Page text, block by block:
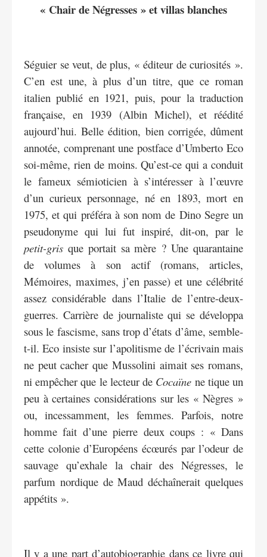
« Chair de Négresses » et villas blanches
Séguier se veut, de plus, « éditeur de curiosités ».
C’en est une, à plus d’un titre, que ce roman
italien publié en 1921, puis, pour la traduction
française, en 1939 (Albin Michel), et réédité
aujourd’hui. Belle édition, bien corrigée, dûment
annotée, comprenant une postface d’Umberto Eco
soi-même, rien de moins. Qu’est-ce qui a conduit
le fameux sémioticien à s’intéresser à l’œuvre
d’un curieux personnage, né en 1893, mort en
1975, et qui préféra à son nom de Dino Segre un
pseudonyme qui lui fut inspiré, dit-on, par le
petit-gris que portait sa mère ? Une quarantaine
de volumes à son actif (romans, articles,
Mémoires, maximes, j’en passe) et une célébrité
assez considérable dans l’Italie de l’entre-deux-
guerres. Carrière de journaliste qui se développa
sous le fascisme, sans trop d’états d’âme, semble-
t-il. Eco insiste sur l’apolitisme de l’écrivain mais
ne peut cacher que Mussolini aimait ses romans,
ni empêcher que le lecteur de Cocaïne ne tique un
peu à certaines considérations sur les « Nègres »
ou, incessamment, les femmes. Parfois, notre
homme fait d’une pierre deux coups : « Dans
cette colonie d’Européens écœurés par l’odeur de
sauvage qu’exhale la chair des Négresses, le
parfum nordique de Maud déchaînerait quelques
appétits ».
Il y a une part d’autobiographie dans ce livre qui